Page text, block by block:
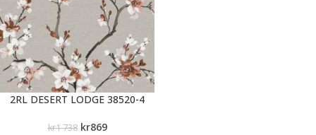
2RL DESERT LODGE 38520-4
kr1 738 kr869